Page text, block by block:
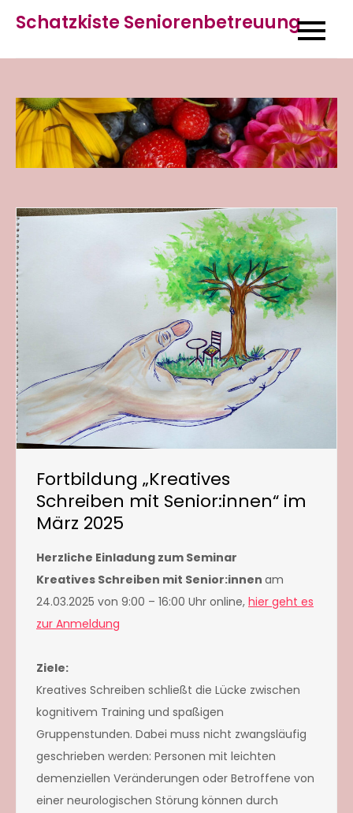
content
Schatzkiste Seniorenbetreuung
Fortbildung „Kreatives
Schreiben mit Senior:innen“ im
März 2025
Herzliche Einladung zum Seminar
Kreatives Schreiben mit Senior:innen am
24.03.2025 von 9:00 – 16:00 Uhr online, hier geht es
zur Anmeldung
Ziele:
Kreatives Schreiben schließt die Lücke zwischen
kognitivem Training und spaßigen
Gruppenstunden. Dabei muss nicht zwangsläufig
geschrieben werden: Personen mit leichten
demenziellen Veränderungen oder Betroffene von
einer neurologischen Störung können durch